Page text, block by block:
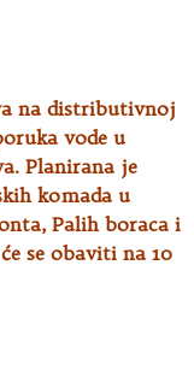
na distributivnoj
vode u
. Planirana je
komada u
Palih boraca i
se obaviti na 10